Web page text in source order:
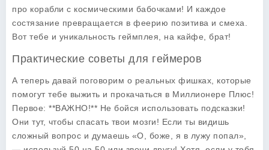
про корабли с космическими бабочками! И каждое
состязание превращается в феерию позитива и смеха.
Вот тебе и уникальность геймплея, на кайфе, брат!
Практические советы для геймеров
А теперь давай поговорим о реальных фишках, которые
помогут тебе выжить и прокачаться в Миллионере Плюс!
Первое: **ВАЖНО!** Не бойся использовать подсказки!
Они тут, чтобы спасать твои мозги! Если ты видишь
сложный вопрос и думаешь «О, боже, я в лужу попал»,